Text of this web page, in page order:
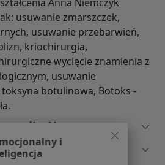
usuwanie zmarszczek,
usuwanie przebarwień,
kriochirurgia,
wycięcie znamienia z
usuwanie
toksyna botulinowa, Botoks -
swój gabinet?
online, bez
się w placówce?
i